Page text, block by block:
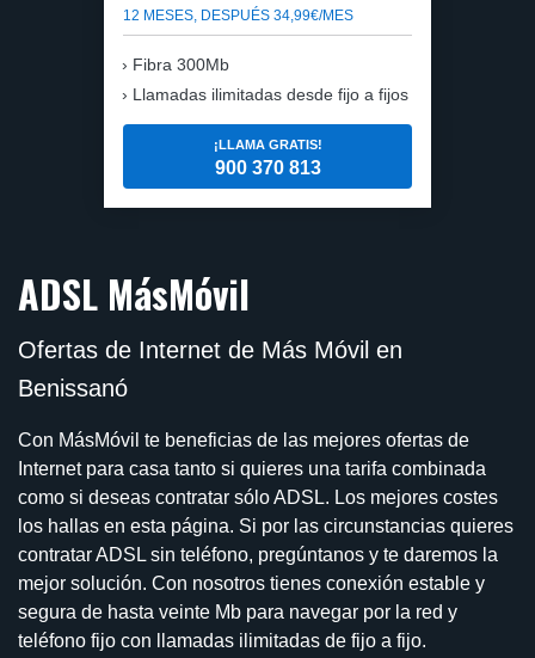
12 MESES, DESPUÉS 34,99€/MES
Fibra 300Mb
Llamadas ilimitadas desde fijo a fijos
¡LLAMA GRATIS!
900 370 813
ADSL MásMóvil
Ofertas de Internet de Más Móvil en
Benissanó
Con MásMóvil te beneficias de las mejores ofertas de
Internet para casa tanto si quieres una tarifa combinada
como si deseas contratar sólo ADSL. Los mejores costes
los hallas en esta página. Si por las circunstancias quieres
contratar ADSL sin teléfono, pregúntanos y te daremos la
mejor solución. Con nosotros tienes conexión estable y
segura de hasta veinte Mb para navegar por la red y
teléfono fijo con llamadas ilimitadas de fijo a fijo.